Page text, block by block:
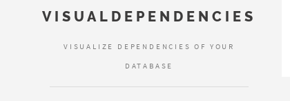
VISUALDEPENDENCIES
VISUALIZE DEPENDENCIES OF YOUR
DATABASE